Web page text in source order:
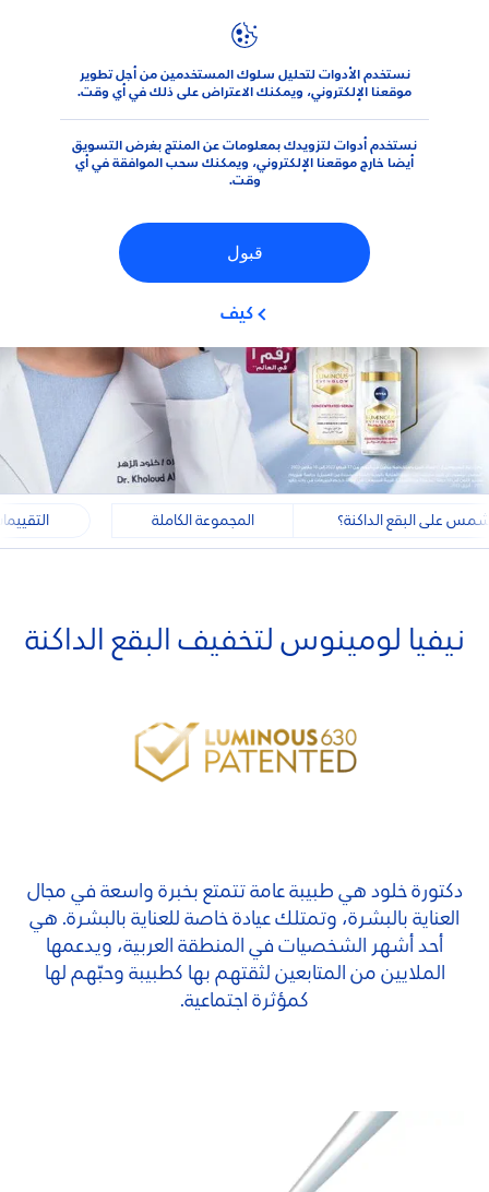
نستخدم الأدوات لتحليل سلوك المستخدمين من أجل تطوير
موقعنا الإلكتروني، ويمكنك الاعتراض على ذلك في أي وقت.
نستخدم أدوات لتزويدك بمعلومات عن المنتج بغرض التسويق
أيضا خارج موقعنا الإلكتروني، ويمكنك سحب الموافقة في أي
وقت.
قبول
كيف
الجديد من نيڤيا مكافح البقع LUMINOUS 630® Even Glow
على البقع الداكنة؟ المجموعة الكاملة
نيفيا لومينوس لتخفيف البقع الداكنة
دكتورة خلود هي طبيبة عامة تتمتع بخبرة واسعة في مجال
العناية بالبشرة، وتمتلك عيادة خاصة للعناية بالبشرة. هي
أحد أشهر الشخصيات في المنطقة العربية، ويدعمها
الملايين من المتابعين لثقتهم بها كطبيبة وحبّهم لها
كمؤثرة اجتماعية.